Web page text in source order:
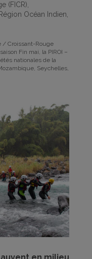
(FICR),
Région Océan Indien,
/ Croissant-Rouge
Fin mai, la PIROI –
nationales de la
Seychelles,